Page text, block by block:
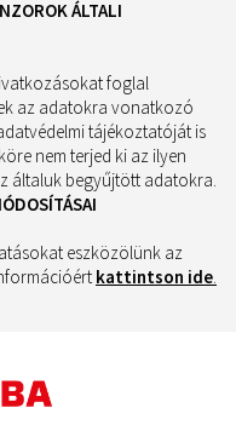
ÁLTALI
foglal
az adatokra vonatkozó
tájékoztatóját is
nem terjed ki az ilyen
általuk begyűjtött adatokra.
eszközölünk az
kattintson ide.